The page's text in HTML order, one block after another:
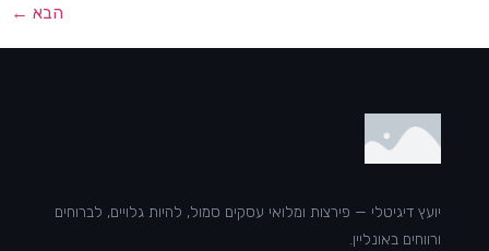
הבא ←
יועץ דיגיטלי — פירצות ומלואי עסקים סמול, להיות גלויים, לברוחים
ורווחים באונליין.